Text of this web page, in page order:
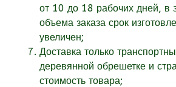
от 10 до 18 рабочих дней, в
объема заказа срок
увеличен;
Доставка только
деревянной обрешетке и
стоимость товара;